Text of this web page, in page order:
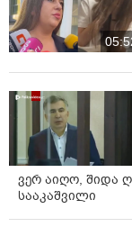
ვერ აიღო, შიდა
სააკაშვილი